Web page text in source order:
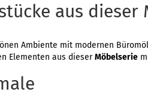
aus dieser
Ambiente mit modernen
Elementen aus dieserMöbelserie